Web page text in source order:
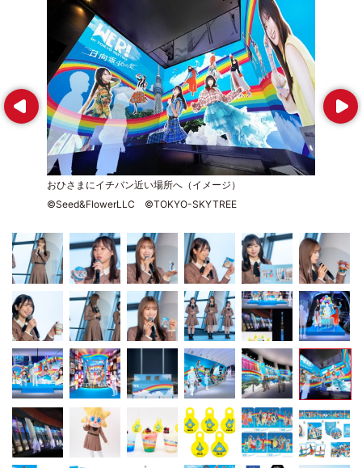
Prev
おひさまにイチバン近い場所へ（イメージ）
©Seed&FlowerLLC ©TOKYO-SKYTREE
Next